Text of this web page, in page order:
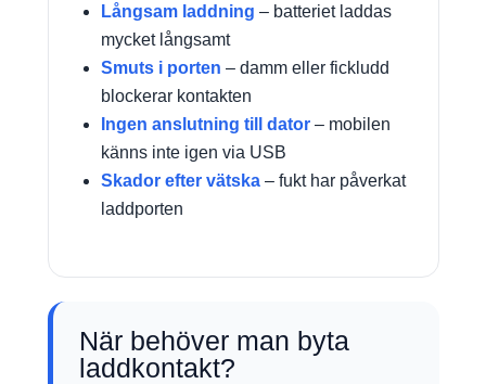
Långsam laddning – batteriet laddas
mycket långsamt
Smuts i porten – damm eller fickludd
blockerar kontakten
Ingen anslutning till dator – mobilen
känns inte igen via USB
Skador efter vätska – fukt har påverkat
laddporten
När behöver man byta
laddkontakt?